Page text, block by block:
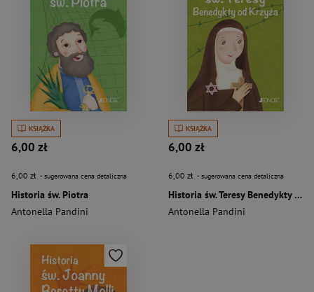
KSIĄŻKA
6,00 zł
6,00 zł - sugerowana cena detaliczna
Historia św. Piotra
Antonella Pandini
KSIĄŻKA
6,00 zł
6,00 zł - sugerowana cena detaliczna
Historia św. Teresy Benedykty od Krzyża
Antonella Pandini